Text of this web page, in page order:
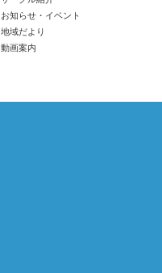
お知らせ・イベント
地域だより
動画案内